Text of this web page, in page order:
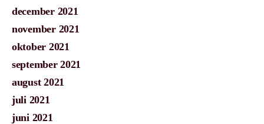
december 2021
november 2021
oktober 2021
september 2021
august 2021
juli 2021
juni 2021